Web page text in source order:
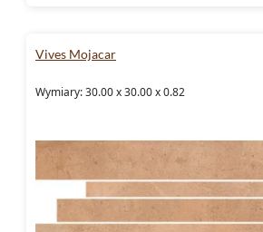
Vives Mojacar
Wymiary: 30.00 x 30.00 x 0.82